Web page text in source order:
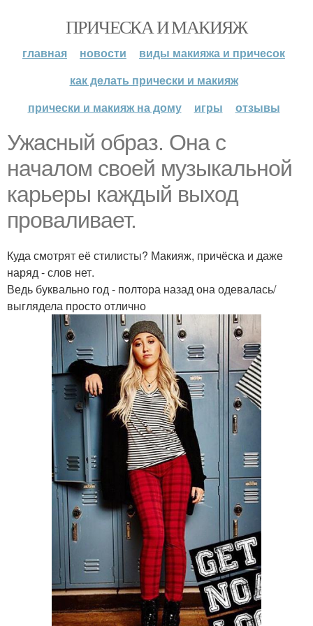
ПРИЧЕСКА И МАКИЯЖ
главная новости
виды макияжа и причесок
как делать прически и макияж
прически и макияж на дому
игры отзывы
Ужасный образ. Она с
началом своей музыкальной
карьеры каждый выход
проваливает.
Куда смотрят её стилисты? Макияж, причёска и даже
наряд - слов нет.
Ведь буквально год - полтора назад она одевалась/
выглядела просто отлично